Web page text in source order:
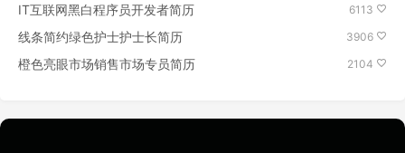
IT互联网黑白程序员开发者简历 6113
线条简约绿色护士护士长简历 3906
橙色亮眼市场销售市场专员简历 2104